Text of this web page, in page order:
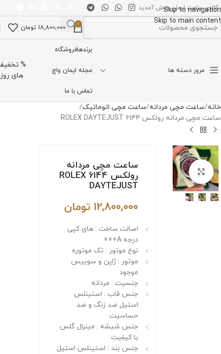
Skip to navigation
Skip to main content
گالری ساعت ایمان خوش آمدید
1
18,800,000 تومان
مرور دسته ها
برندهافروشگاه
مجله ایمان واچ
تماس با ما
%
های روز
خانه ساعت مچی مردانه ساعت مچی اتوماتیک
ساعت مچی مردانه رولکس 6144 ROLEX DAYTEJUST
برای بزرگنمایی کلیک کنیدساعت مچی مردانه
رولکس 6144 ROLEX
DAYTEJUST
12,800,000 تومان
اصالت ساخت : های کپی
درجه A+++
نوع موتور : تک موتوره
موتور : ژاپن و سوییس
موجود
جنسیت : مردانه
جنس قاب : استینلس
استیل ضد زنگ و ضد
حساسیت
جنس شیشه : مینرال گلس
با کیفیت
جنس بند : استینلس استیل